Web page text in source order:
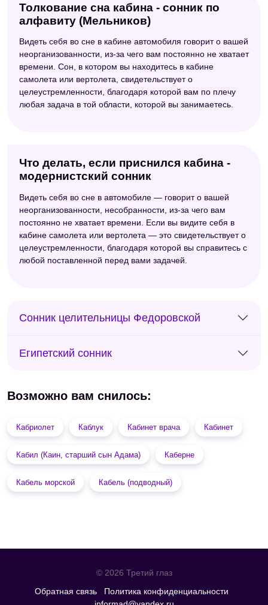
Толкование сна кабина - сонник по
алфавиту (Мельников)
Видеть себя во сне в кабине автомобиля говорит о вашей
неорганизованности, из-за чего вам постоянно не хватает
времени. Сон, в котором вы находитесь в кабине
самолета или вертолета, свидетельствует о
целеустремленности, благодаря которой вам по плечу
любая задача в той области, которой вы занимаетесь.
Что делать, если приснился кабина -
модернистский сонник
Видеть себя во сне в автомобиле — говорит о вашей
неорганизованности, несобранности, из-за чего вам
постоянно не хватает времени. Если вы видите себя в
кабине самолета или вертолета — это свидетельствует о
целеустремленности, благодаря которой вы справитесь с
любой поставленной перед вами задачей.
Сонник целительницы Федоровской
Египетский сонник
Возможно вам снилось:
Кабриолет Каблук Кабинет врача Кабинет
Кабил (Каин, старший сын Адама) Каберне
Кабель морской Кабель (подводный)
© 2026 Третий глаз
Обратная связь
Политика конфиденциальности